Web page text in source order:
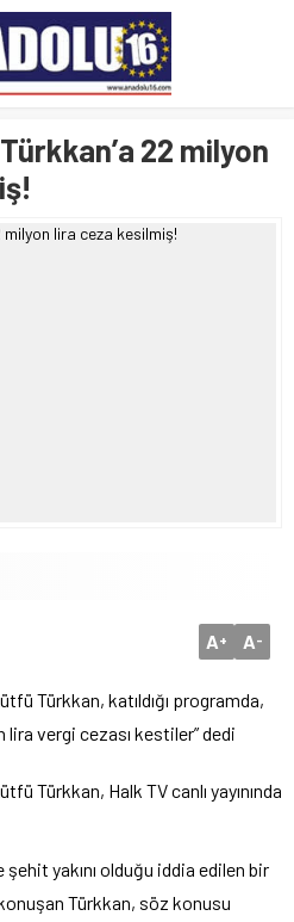
22 milyon
A+ A-
Türkkan, katıldığı programda,
lira vergi cezası kestiler” dedi
Türkkan, Halk TV canlı yayınında
şehit yakını olduğu iddia edilen bir
Türkkan, söz konusu